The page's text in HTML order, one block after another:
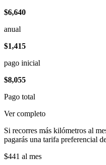
$6,640
anual
$1,415
pago inicial
$8,055
Pago total
Ver completo
Si recorres más kilómetros al
pagarás una tarifa preferencial
$441 al mes